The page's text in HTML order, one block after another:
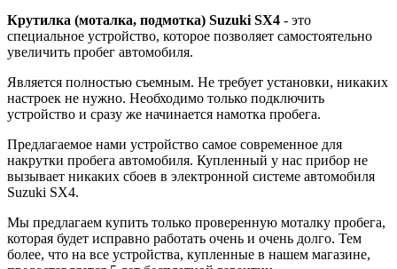
Крутилка (моталка, подмотка) Suzuki SX4 - это
специальное устройство, которое позволяет самостоятельно
увеличить пробег автомобиля.
Является полностью съемным. Не требует установки, никаких
настроек не нужно. Необходимо только подключить
устройство и сразу же начинается намотка пробега.
Предлагаемое нами устройство самое современное для
накрутки пробега автомобиля. Купленный у нас прибор не
вызывает никаких сбоев в электронной системе автомобиля
Suzuki SX4.
Мы предлагаем купить только проверенную моталку пробега,
которая будет исправно работать очень и очень долго. Тем
более, что на все устройства, купленные в нашем магазине,